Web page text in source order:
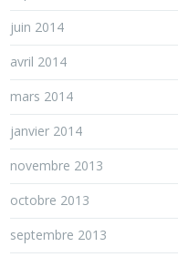
juin 2014
avril 2014
mars 2014
janvier 2014
novembre 2013
octobre 2013
septembre 2013